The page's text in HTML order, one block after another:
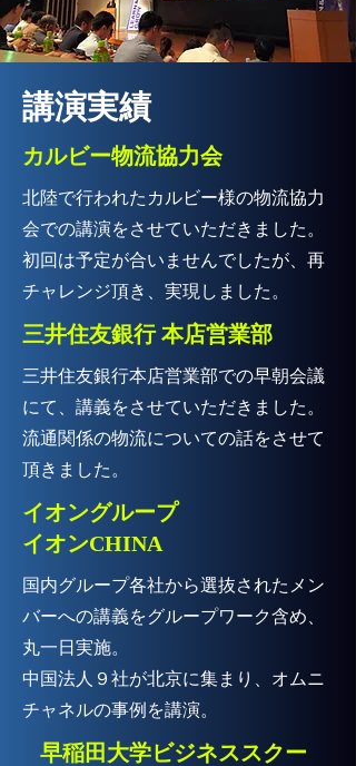
​講演実績
カルビー物流協力会
​北陸で行われたカルビー様の物流協力
会での講演をさせていただきました。
​初回は予定が合いませんでしたが、再
チャレンジ頂き、実現しました。
三井住友銀行 本店営業部
三井住友銀行本店営業部での早朝会議
にて、講義をさせていただきました。
​流通関係の物流についての話をさせて
頂きました。
​イオングループ
イオンCHINA
国内グループ各社から選抜されたメン
バーへの講義をグループワーク含め、
丸一日実施。
中国法人９社が北京に集まり、オムニ
チャネルの事例を講演。
早稲田大学ビジネススクー